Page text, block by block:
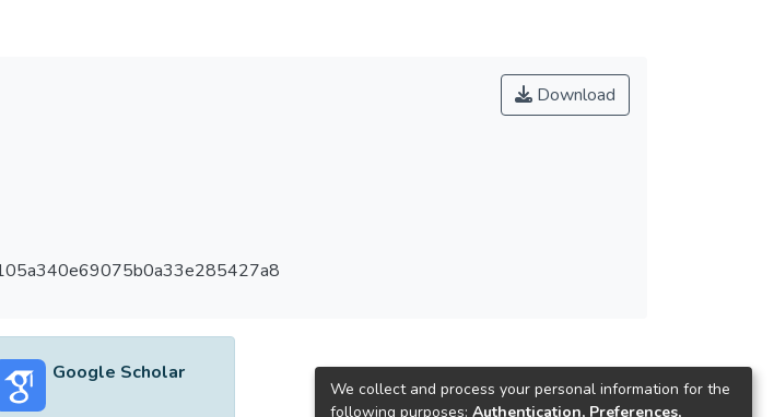
Download
Google Scholar
We collect and process your personal information for the
following purposes: Authentication, Preferences,